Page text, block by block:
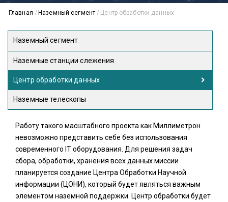
Главная / Наземный сегмент / Центр обработки данных
Наземный сегмент
Наземные станции слежения
Центр обработки данных
Наземные телескопы
Работу такого масштабного проекта как Миллиметрон
невозможно представить себе без использования
современного IT оборудования. Для решения задач
сбора, обработки, хранения всех данных миссии
планируется создание Центра Обработки Научной
информации (ЦОНИ), который будет являться важным
элементом наземной поддержки. Центр обработки будет